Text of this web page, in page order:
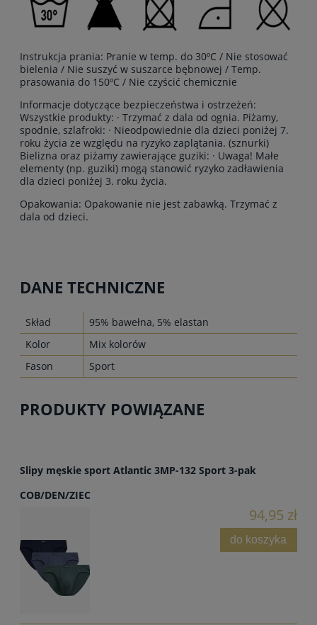
Instrukcja prania: Pranie w temp. do 30ºC / Nie stosować
bielenia / Nie suszyć w suszarce bębnowej / Temp.
prasowania do 150ºC / Nie czyścić chemicznie
Informacje dotyczące bezpieczeństwa i ostrzeżeń:
Wszystkie produkty: · Trzymać z dala od ognia. Piżamy,
spodnie, szlafroki: · Nieodpowiednie dla dzieci poniżej 7.
roku życia ze względu na ryzyko zaplątania. (sznurki)
Bielizna oraz piżamy zawierające guziki: · Uwaga! Małe
elementy (np. guziki) mogą stanowić ryzyko zadławienia
dla dzieci poniżej 3. roku życia.
Opakowania: Opakowanie nie jest zabawką. Trzymać z
dala od dzieci.
DANE TECHNICZNE
Skład
95% bawełna, 5% elastan
Kolor
Mix kolorów
Fason
Sport
PRODUKTY POWIĄZANE
Slipy męskie sport Atlantic 3MP-132 Sport 3-pak
COB/DEN/ZIEC
94,95 zł
do koszyka